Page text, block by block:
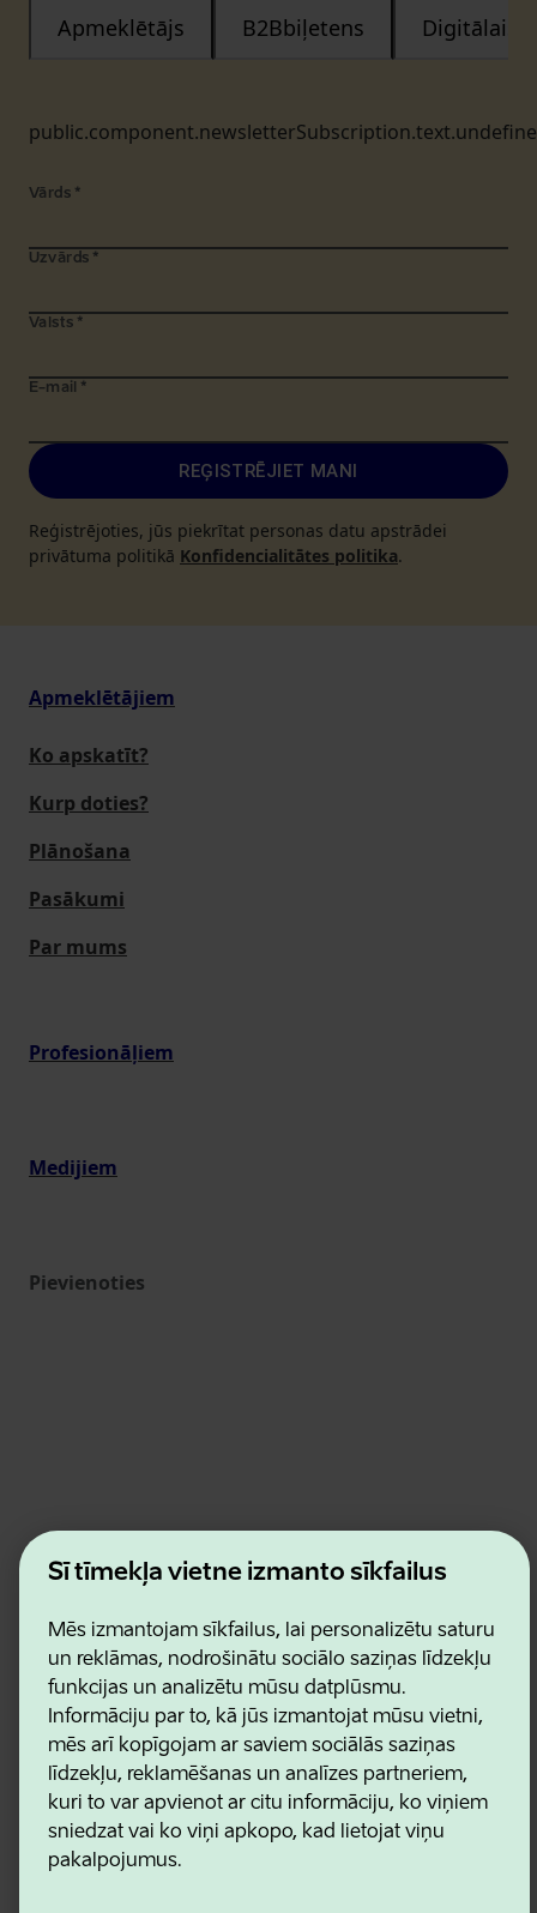
Šī tīmekļa vietne izmanto sīkfailus
Mēs izmantojam sīkfailus, lai personalizētu saturu
un reklāmas, nodrošinātu sociālo saziņas līdzekļu
funkcijas un analizētu mūsu datplūsmu.
Informāciju par to, kā jūs izmantojat mūsu vietni,
mēs arī kopīgojam ar saviem sociālās saziņas
līdzekļu, reklamēšanas un analīzes partneriem,
kuri to var apvienot ar citu informāciju, ko viņiem
sniedzat vai ko viņi apkopo, kad lietojat viņu
pakalpojumus.
Apmeklētājs B2Bbiļetens Digitālais
Vārds *
Uzvārds *
Valsts *
E-mail *
REĢISTRĒJIET MANI
Reģistrējoties, jūs piekrītat personas datu apstrādei
privātuma politikā Konfidencialitātes politika.
Apmeklētājiem
Ko apskatīt?
Kurp doties?
Plānošana
Pasākumi
Par mums
Profesionāļiem
Medijiem
Pievienoties
Kontakti
Lietošanas noteikumi
Sīkdatņu un konfidencialitātes politika